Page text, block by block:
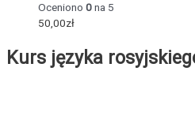
Oceniono 0na 5
50,00zł
Kurs języka